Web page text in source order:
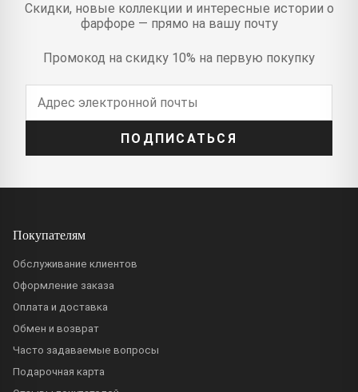
Скидки, новые коллекции и интересные истории о
фарфоре — прямо на вашу почту
Промокод на скидку 10% на первую покупку
ПОДПИСАТЬСЯ
Покупателям
Обслуживание клиентов
Оформление заказа
Оплата и доставка
Обмен и возврат
Часто задаваемые вопросы
Подарочная карта